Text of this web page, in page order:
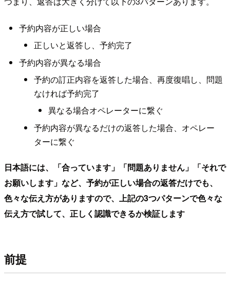
予約内容が正しい場合
正しいと返答し、予約完了
予約内容が異なる場合
予約の訂正内容を返答した場合、再度復唱し、問題
なければ予約完了
異なる場合オペレーターに繋ぐ
予約内容が異なるだけの返答した場合、オペレー
ターに繋ぐ
日本語には、「合っています」「問題ありません」「それで
お願いします」など、予約が正しい場合の返答だけでも、
色々な伝え方がありますので、上記の3つパターンで色々な
伝え方で試して、正しく認識できるか検証します
前提